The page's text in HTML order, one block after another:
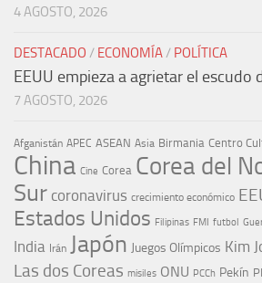
4 AGOSTO, 2026
DESTACADO / ECONOMÍA/ POLÍTICA
EEUU empieza a agrietar el escudo
7 AGOSTO, 2026
Afganistán APEC ASEAN Asia Birmania Centro
China Cine Corea Corea del
Sur coronavirus crecimiento económico
Estados Unidos Filipinas FMI futbol
India Irán Japón Juegos Olímpicos Kim
Las dos Coreas misiles ONU PCCh Pekín